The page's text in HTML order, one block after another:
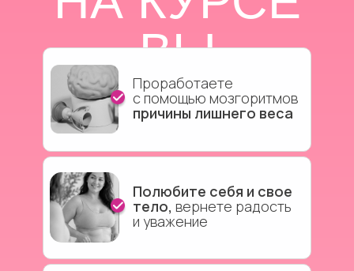
ВЫ
Проработаете
спомощью мозгоритмов
причины лишнего веса
Полюбите себя и свое
тело, вернете радость
и уважение